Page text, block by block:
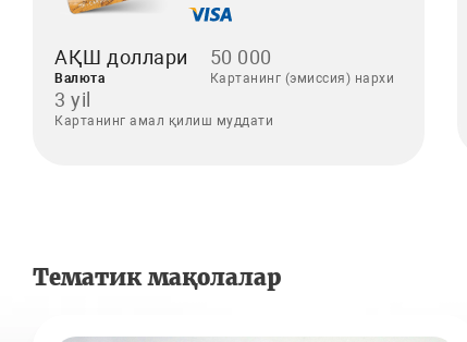
АҚШ доллари
Валюта
50 000
Картанинг (эмиссия) нархи
3 yil
Картанинг амал қилиш муддати
Тематик мақолалар